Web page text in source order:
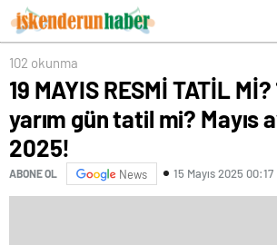
102 okunma
19 MAYIS RESMİ TATİL Mİ?
yarım gün tatil mi? Mayıs
2025!
ABONE OL News 15 Mayıs 2025 00:17